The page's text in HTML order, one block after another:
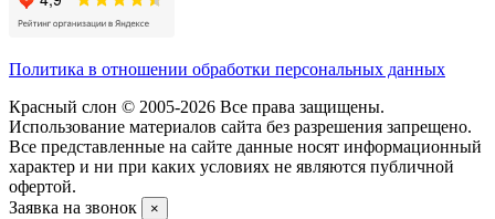
Политика в отношении обработки персональных данных
Красный слон © 2005-2026 Все права защищены.
Использование материалов сайта без разрешения запрещено.
Все представленные на сайте данные носят информационный
характер и ни при каких условиях не являются публичной
офертой.
Заявка на звонок
×